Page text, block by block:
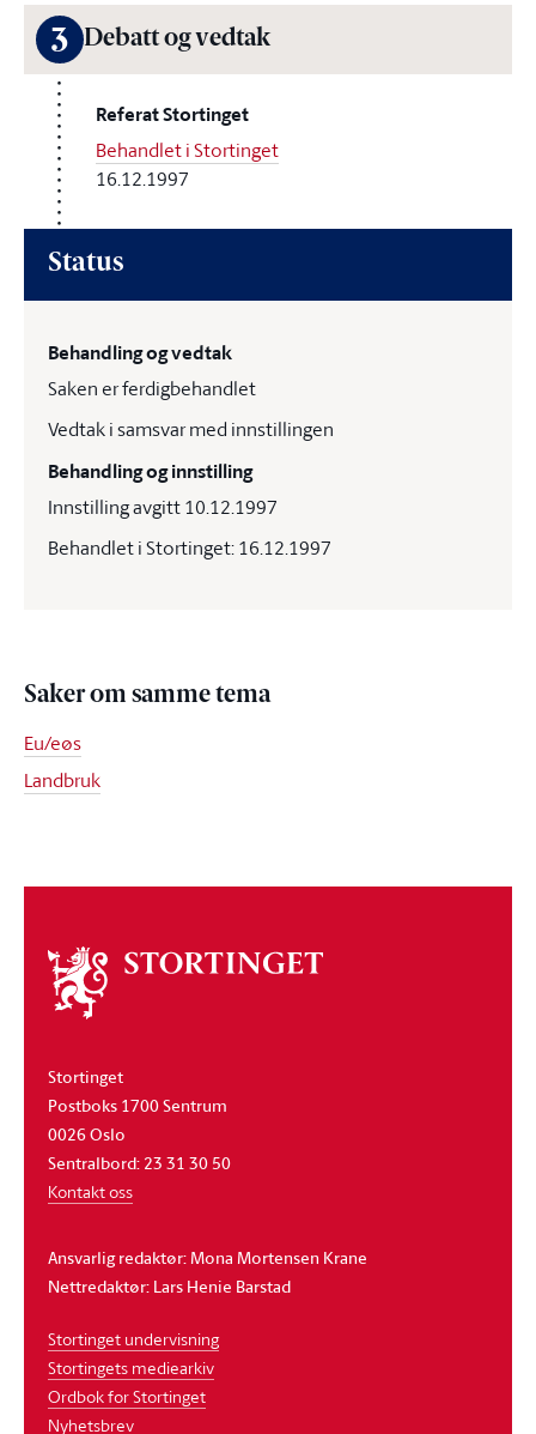
3 Debatt og vedtak
Referat Stortinget
Behandlet i Stortinget
16.12.1997
Status
Behandling og vedtak
Saken er ferdigbehandlet
Vedtak i samsvar med innstillingen
Behandling og innstilling
Innstilling avgitt 10.12.1997
Behandlet i Stortinget: 16.12.1997
Saker om samme tema
Eu/eøs
Landbruk
Om
stortinget
Stortinget
Postboks 1700 Sentrum
0026 Oslo
Sentralbord: 23 31 30 50
Kontakt oss
Ansvarlig redaktør: Mona Mortensen Krane
Nettredaktør: Lars Henie Barstad
Stortinget undervisning
Stortingets mediearkiv
Ordbok for Stortinget
Nyhetsbrev